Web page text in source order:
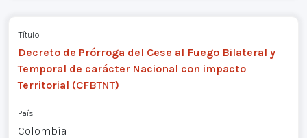
Título
Decreto de Prórroga del Cese al Fuego Bilateral y
Temporal de carácter Nacional con impacto
Territorial (CFBTNT)
País
Colombia